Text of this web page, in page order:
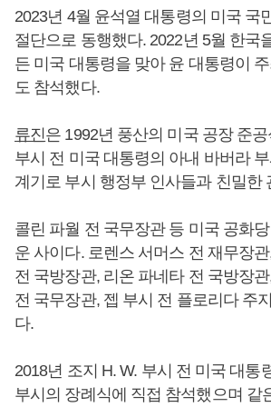
2023년 4월 윤석열 대통령의 미국 국
절단으로 동행했다. 2022년 5월 한국
든 미국 대통령을 맞아 윤 대통령이
도 참석했다.
류진은 1992년 풍산의 미국 공장 준
부시 전 미국 대통령의 아내 바버라
계기로 부시 행정부 인사들과 친밀한
콜린 파월 전 국무장관 등 미국 공화
운 사이다. 로렌스 서머스 전 재무장
전 국방장관, 리온 파네타 전 국방장
전 국무장관, 젭 부시 전 플로리다 주
다.
2018년 조지 H. W. 부시 전 미국 대통
부시의 장례식에 직접 참석했으며 같